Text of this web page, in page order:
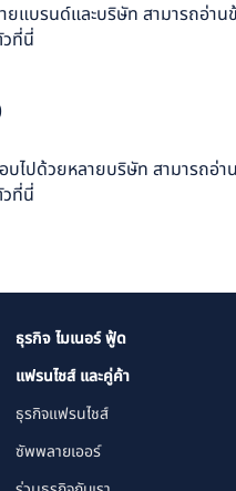
แบรนด์และบริษัท สามารถอ่าน
ที่นี่
ไปด้วยหลายบริษัท สามารถอ่า
ที่นี่
ธุรกิจ ไมเนอร์ ฟู้ด
แฟรนไชส์ และคู่ค้า
ธุรกิจแฟรนไชส์
ซัพพลายเออร์